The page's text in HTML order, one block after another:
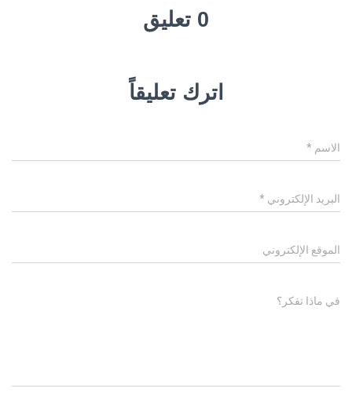
0 تعليق
اترك تعليقاً
الاسم *
البريد الإلكتروني *
الموقع الإلكتروني
في ماذا تفكر؟